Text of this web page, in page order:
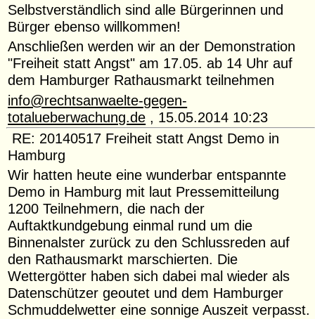
Selbstverständlich sind alle Bürgerinnen und
Bürger ebenso willkommen!
Anschließen werden wir an der Demonstration
"Freiheit statt Angst" am 17.05. ab 14 Uhr auf
dem Hamburger Rathausmarkt teilnehmen
info@rechtsanwaelte-gegen-
totalueberwachung.de , 15.05.2014 10:23
RE: 20140517 Freiheit statt Angst Demo in
Hamburg
Wir hatten heute eine wunderbar entspannte
Demo in Hamburg mit laut Pressemitteilung
1200 Teilnehmern, die nach der
Auftaktkundgebung einmal rund um die
Binnenalster zurück zu den Schlussreden auf
den Rathausmarkt marschierten. Die
Wettergötter haben sich dabei mal wieder als
Datenschützer geoutet und dem Hamburger
Schmuddelwetter eine sonnige Auszeit verpasst.